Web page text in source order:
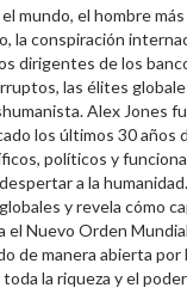
el mundo, el hombre
la conspiración
dirigentes de los
las élites
Alex Jones
los últimos 30
políticos y
a la
y revela cómo
el Nuevo Orden
de manera abierta
la riqueza y el